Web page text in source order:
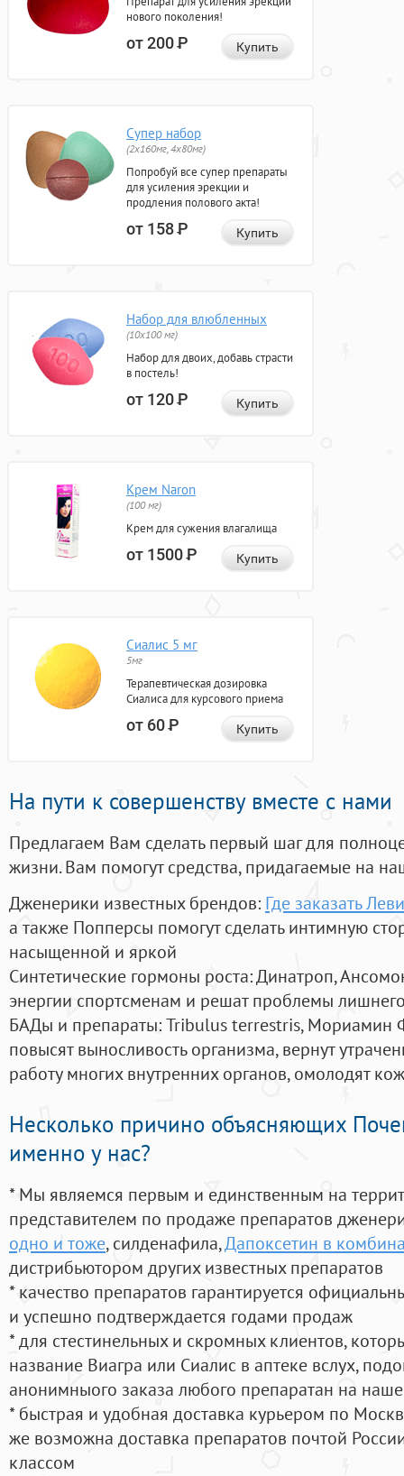
нового поколения!
от 200Р Купить
Супер набор
(2х160мг, 4х80мг)
Попробуй все супер препараты
для усиления эрекции и
продления полового акта!
от 158Р Купить
Набор для влюбленных
(10х100 мг)
Набор для двоих, добавь страсти
в постель!
от 120Р Купить
Крем Naron
(100 мг)
Крем для сужения влагалища
от 1500Р Купить
Сиалис 5 мг
5мг
Терапевтическая дозировка
Сиалиса для курсового приема
от 60Р Купить
На пути к совершенству вместе с нами
Предлагаем Вам сделать первый шаг для
жизни. Вам помогут средства, придагаемые на
Дженерики известных брендов: Где заказать
а также Попперсы помогут сделать интимную
насыщенной и яркой
Синтетические гормоны роста: Динатроп,
энергии спортсменам и решат проблемы
БАДы и препараты:Tribulus terrestris, Мориамин
повысят выносливость организма, вернут
работу многих внутренних органов, омолодят
Несколько причино объясняющих
именно у нас?
* Мы являемся первым и единственным на
представителем по продаже препаратов
одно и тоже, силденафила,Дапоксетин в
дистрибьютором других известных препаратов
* качество препаратов гарантируется
и успешно подтверждается годами продаж
* для стестинельных и скромных клиентов,
название Виагра или Сиалис в аптеке вслух,
анонимныого заказа любого препаратан на
* быстрая и удобная доставка курьером по
же возможна доставка препаратов почтой
классом